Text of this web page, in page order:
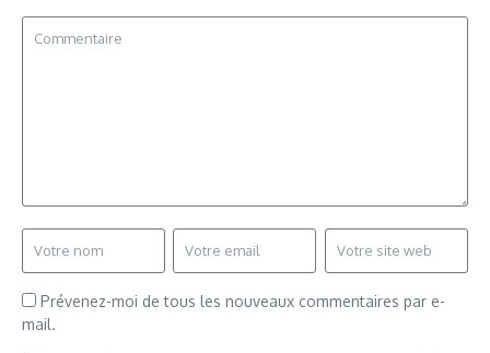
Prévenez-moi de tous les nouveaux commentaires par e-
mail.